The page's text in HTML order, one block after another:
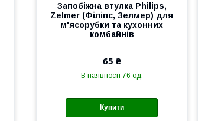
Запобіжна втулка Philips,
Zelmer (Філіпс, Зелмер) для
м'ясорубки та кухонних
комбайнів
65 ₴
В наявності 76 од.
Купити